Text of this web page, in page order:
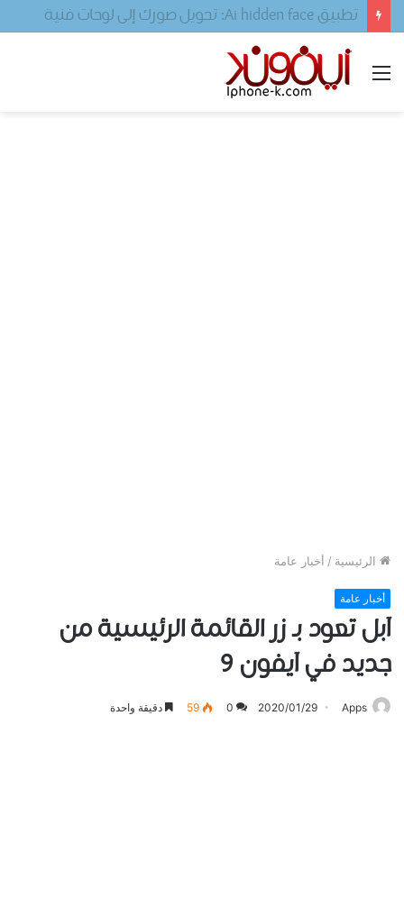
تحميل لعبه فيفا ٢٠٢٤ للجوال
القائمة
الرئيسية / أخبار عامة
أخبار عامة
آبل تعود بـ زر القائمة الرئيسية من
جديد في آﻳﻔﻮﻥ 9
Apps
2020/01/29
0
59 دقيقة واحدة